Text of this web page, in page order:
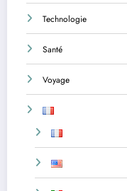
Technologie
Santé
Voyage